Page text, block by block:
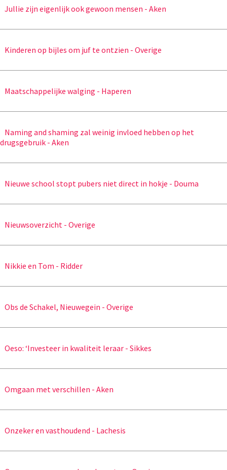
Jullie zijn eigenlijk ook gewoon mensen - Aken
Kinderen op bijles om juf te ontzien - Overige
Maatschappelijke walging - Haperen
Naming and shaming zal weinig invloed hebben op het
drugsgebruik - Aken
Nieuwe school stopt pubers niet direct in hokje - Douma
Nieuwsoverzicht - Overige
Nikkie en Tom - Ridder
Obs de Schakel, Nieuwegein - Overige
Oeso: ‘Investeer in kwaliteit leraar - Sikkes
Omgaan met verschillen - Aken
Onzeker en vasthoudend - Lachesis